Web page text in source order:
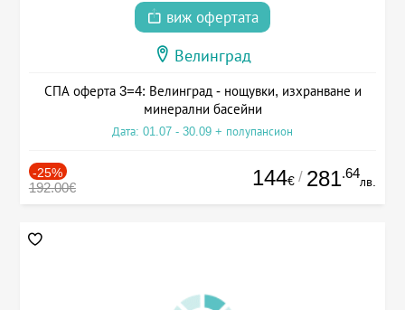
виж офертата
Велинград
СПА оферта 3=4: Велинград - нощувки, изхранване и
минерални басейни
Дата: 01.07 - 30.09 + полупансион
-25%
192.00€ 144€ / 281.64
лв.